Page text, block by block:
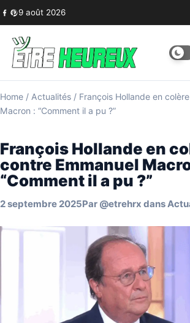
Skip to content
9 août 2026
Home / Actualités / François Hollande en
Macron : “Comment il a pu ?”
François Hollande en
contre Emmanuel
“Comment il a pu ?”
2 septembre 2025Par @etrehrx dans